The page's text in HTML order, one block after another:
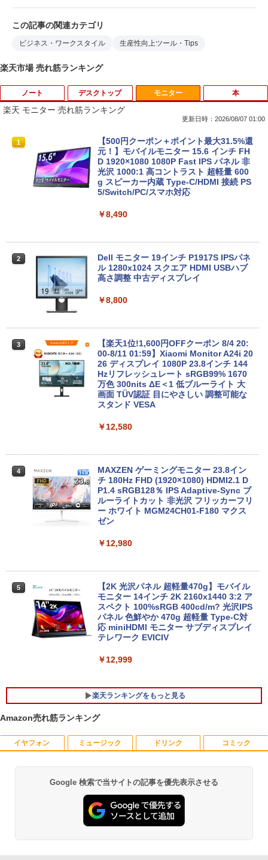
この記事の関連カテゴリ
ビジネス・ワークスタイル 生産性向上ツール・Tips
楽天市場 売れ筋ランキング
ノート
1
中古ノートパソコン 新生活セット 2026
Windows11搭載 Office付き 15.6型 大手
メーカー 第6〜8世代 Core i3/i5 メモリ8
GB SSD最大1TB 高速SSD搭載 初期設定
済み テレワーク応援 在宅勤務 学生向け
FU25-repc ノートPC 中古パソコン
￥13,900
2
＼8月限定エントリーでP10倍／【中古】
ノートパソコン windows11 office付き
Lenovo レノボ ThinkPad L390 20NSS2
SD256GB 整備済み品 pc win11 os 中古
￥22,770
ノートパソコン Surface Pro 5 高性能第
7世代Core i5-7300U WEBカメラ内蔵 Wi
ndows 11 Pro MS 0ffice 2024選択可 1
P Bluetooth SurfaceConnect USB3.0
MS Office 2024 H&B 搭載｜中古ノート
パソコン Windows11 Office付｜Dynab
ook B55M Core i5 第8世代 8265U メモ
リ 8GB SSD 256GB 15.6型 WEBカメラ
無線マウス セキュリティソフト 無料プレ
￥29,800
MS Office 2024 H&B 搭載｜14型 WEB
カメラ 指紋認証 搭載モデル｜中古 ノー
トパソコン Windows11 Office 付き｜D
降 1.60GHz 4コア 8スレッド メモリ 8G
￥29,800
デスクトップ
1
【訳あり品】中古パソコン | NEC | Mate
MKM34B-1 | Windows11 | デスクトップ
| 一年保証 | 第7世代 | Core i5 7500 3.4
(〜最大3.8)GHz | MEM:8GB | SSD:256G
B | DVD-ROM | 無線LAN:あり | Win11Pr
o64bit
￥10,000
2
【マラソンセール期間中ポイント5倍】中
古デスクトップパソコン 第8世代 Core i5
Windows11 高速SSD128GB メモリ8GB
ion P330 初期設定済 すぐ使える 90日保
￥12,980
【エントリーでポイント100％還元のチ
ャンス】GMKtec ミニpc G3S【Intel N9
5 DDR4 8GB 256GB/512GB SSD】 4コ
ア 4スレッド mini pc Windows11 Pro
ミニパソコン 2画面 超静音 超軽量 高性
￥51,505
【中古】HP Pro Mini 400 G9 Core i5-12
500T メモリ16GB SSD256GB Windows
【展示品・代引不可】 富士通 FUJITSU
デスクトップPC FMV Desktop Fシリー
ズ F55-K1 23.8型/ Core i5-1235U/ メモ
リ 16GB/ SSD 512GB/ Windows 11/ 20
24 Office付き/ 2025年1月モデル
￥149,800
モニター
楽天 モニター 売れ筋ランキング
更新日時：2026/08/07 01:00
1
【500円クーポン＋ポイント最大31.5%還
元！】モバイルモニター 15.6 インチ FH
D 1920×1080 1080P Fast IPS パネル 非
光沢 1000:1 高コントラスト 超軽量 600
g スピーカー内蔵 Type-C/HDMI 接続 PS
5/Switch/PC/スマホ対応
￥8,490
2
Dell モニター 19インチ P1917S IPSパネ
ル 1280x1024 スクエア HDMI USBハブ
高さ調整 中古ディスプレイ
￥8,800
3
【楽天1位!1,600円OFFクーポン 8/4 20:
00-8/11 01:59】Xiaomi Monitor A24i 20
26 ディスプレイ 1080P 23.8インチ 144
Hzリフレッシュレート sRGB99% 1670
万色 300nits ΔE＜1 低ブルーライト 大
画面 TÜV認証 目にやさしい 調整可能な
スタンド VESA
￥12,580
4
MAXZEN ゲーミングモニター 23.8イン
チ 180Hz FHD (1920×1080) HDMI2.1 D
P1.4 sRGB128％ IPS Adaptive-Sync ブ
ルーライトカット 非光沢 フリッカーフリ
ー ホワイト MGM24CH01-F180 マクス
ゼン
￥12,980
5
【2K 光沢パネル 超軽量470g】モバイル
モニター 14インチ 2K 2160x1440 3:2 ア
スペクト 100%sRGB 400cd/m? 光沢IPS
パネル 色鮮やか 470g 超軽量 Type-C対
応 miniHDMI モニター サブディスプレイ
テレワーク EVICIV
￥12,999
楽天ランキングをもっと見る
本
1
【送料無料】感動する地図帖 世界って面
／Infographic．ly／片山美佳子
Amazon売れ筋ランキング
イヤフォン
Anker Soundcore P40i オフホワイト
￥7,990
ミュージック
BRUCE WAYNE feat. Flo Milli, ATL Jacob
[Explicit]
￥250
ドリンク
【Amazon.co.jp限定】 い・ろ・は・す 2L P
ET ラベルレス ×8本
￥1,112
コミック
薬屋のひとりごと 17巻 (デジタル版ビッグガ
ンガンコミックス)
￥770
Google 検索で当サイトの記事を優先表示させる